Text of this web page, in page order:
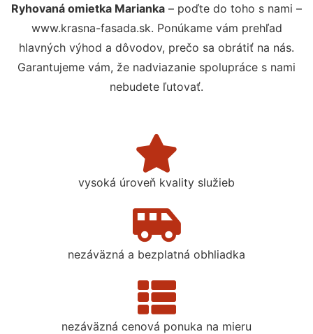
Ryhovaná omietka Marianka – poďte do toho s nami –
www.krasna-fasada.sk. Ponúkame vám prehľad
hlavných výhod a dôvodov, prečo sa obrátiť na nás.
Garantujeme vám, že nadviazanie spolupráce s nami
nebudete ľutovať.
vysoká úroveň kvality služieb
nezáväzná a bezplatná obhliadka
nezáväzná cenová ponuka na mieru